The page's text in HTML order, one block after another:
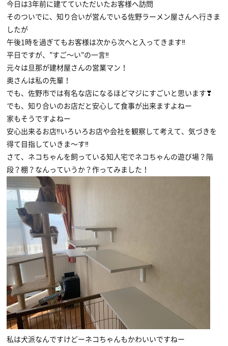
今日は3年前に建てていただいたお客様へ訪問
そのついでに、知り合いが営んでいる佐野ラーメン屋さんへ行きま
したが
午後1時を過ぎてもお客様は次から次へと入ってきます‼
平日ですが、”すご〜い”の一言‼
元々は旦那が建材屋さんの営業マン！
奥さんは私の先輩！
でも、佐野市では有名な店になるほどマジにすごいと思います❣
でも、知り合いのお店だと安心して食事が出来ますよねー
家もそうですよねー
安心出来るお店‼いろいろお店や会社を観察して考えて、気づきを
得て目指していきま〜す‼
さて、ネコちゃんを飼っている知人宅でネコちゃんの遊び場？階
段？棚？なんっていうか？作ってみました！
私は犬派なんですけどーネコちゃんもかわいいですねー